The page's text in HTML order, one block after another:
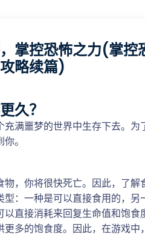
掌控恐怖之力(掌控
略续篇)
久？
满噩梦的世界中生存下去。为
。
，你将很快死亡。因此，了解
：一种是可以直接食用的，另
直接消耗来回复生命值和饱食
多的饱食度。因此，在游戏中